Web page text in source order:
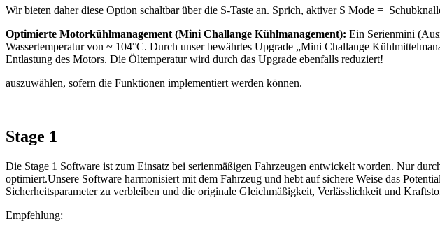
Wir bieten daher diese Option schaltbar über die S-Taste an. Sprich, aktiver S Mode =
Optimierte Motorkühlmanagement (Mini Challange Kühlmanagement): Ein Serienmini
Wassertemperatur von ~ 104°C. Durch unser bewährtes Upgrade „Mini Challange
Entlastung des Motors. Die Öltemperatur wird durch das Upgrade ebenfalls reduziert!
auszuwählen, sofern die Funktionen implementiert werden können.
Stage 1
Die Stage 1 Software ist zum Einsatz bei serienmäßigen Fahrzeugen entwickelt worden. Nur
optimiert.Unsere Software harmonisiert mit dem Fahrzeug und hebt auf sichere Weise das
Sicherheitsparameter zu verbleiben und die originale Gleichmäßigkeit, Verlässlichkeit und
Empfehlung: